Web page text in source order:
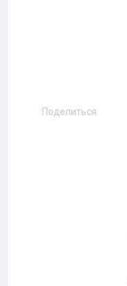
Поделиться